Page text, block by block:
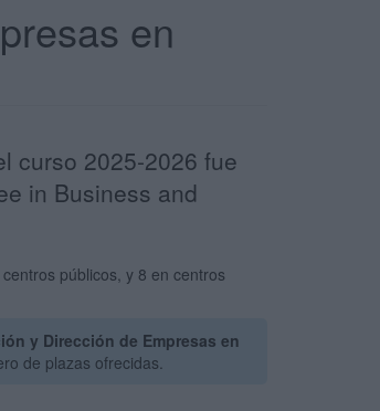
en
curso 2025-2026 fue
in Business and
públicos, y 8 en centros
y Dirección de Empresas en
de plazas ofrecidas.